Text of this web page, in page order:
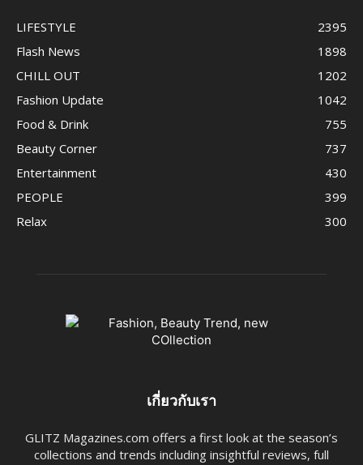
LIFESTYLE
2395
Flash News
1898
CHILL OUT
1202
Fashion Update
1042
Food & Drink
755
Beauty Corner
737
Entertainment
430
PEOPLE
399
Relax
300
เกี่ยวกับเรา
GLITZ Magazines.com offers a first look at the season’s
collections and trends including insightful reviews, full